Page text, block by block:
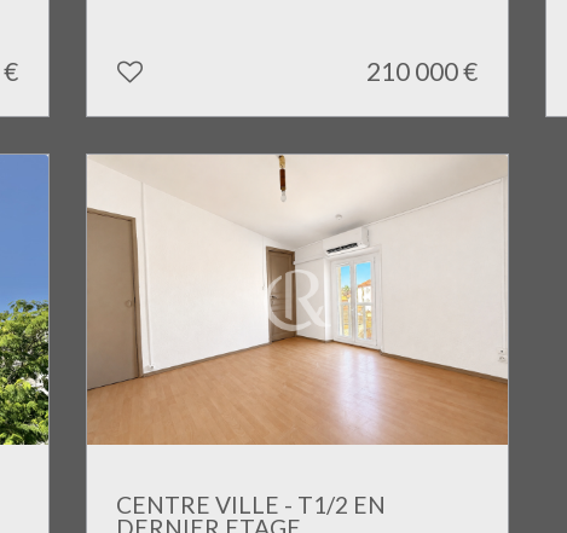
€ 210 000€
CENTRE VILLE - T1/2 EN